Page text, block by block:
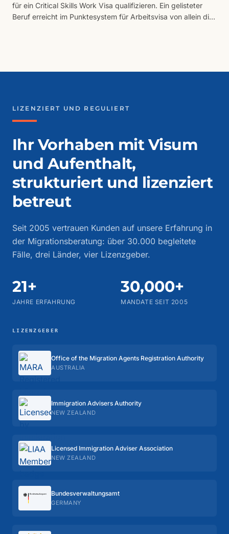
für ein Critical Skills Work Visa qualifizieren. Ein gelisteter
Beruf erreicht im Punktesystem für Arbeitsvisa von allein die
LIZENZIERT UND REGULIERT
Ihr Vorhaben mit Visum
und Aufenthalt,
strukturiert und lizenziert
betreut
Seit 2005 vertrauen Kunden auf unsere Erfahrung in
der Migrationsberatung: über 30.000 begleitete
Fälle, drei Länder, vier Lizenzgeber.
21+
JAHRE ERFAHRUNG
30,000+
MANDATE SEIT 2005
LIZENZGEBER
Office of the Migration Agents Registration Authority
AUSTRALIA
Immigration Advisers Authority
NEW ZEALAND
Licensed Immigration Adviser Association
NEW ZEALAND
Bundes­verwaltungs­amt
GERMANY